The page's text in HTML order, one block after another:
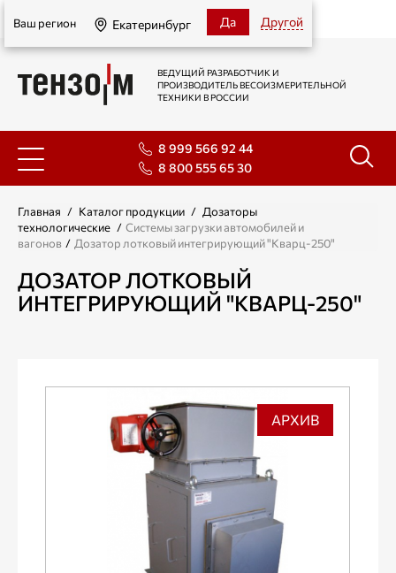
Екатеринбург
Ваш регион Екатеринбург Да Другой
ВЕДУЩИЙ РАЗРАБОТЧИК И
ПРОИЗВОДИТЕЛЬ ВЕСОИЗМЕРИТЕЛЬНОЙ
ТЕХНИКИ В РОССИИ
8 999 566 92 44
8 800 555 65 30
Главная / Каталог продукции / Дозаторы
технологические / Системы загрузки автомобилей и
вагонов / Дозатор лотковый интегрирующий "Кварц-250"
ДОЗАТОР ЛОТКОВЫЙ
ИНТЕГРИРУЮЩИЙ "КВАРЦ-250"
АРХИВ